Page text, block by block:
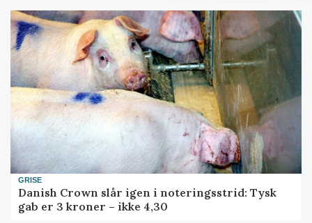
GRISE
Danish Crown slår igen i noteringsstrid: Tysk
gab er 3 kroner – ikke 4,30